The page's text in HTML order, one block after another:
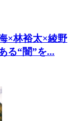
×林裕太×綾野
る“闇”を...